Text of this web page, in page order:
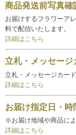
商品発送前写真確
お届けするフラワーア
料で配信いたします。
詳細はこちら
立札・メッセージ
立札・メッセージカー
詳細はこちら
お届け指定日・時
※お届け地域や商品に
詳細はこちら